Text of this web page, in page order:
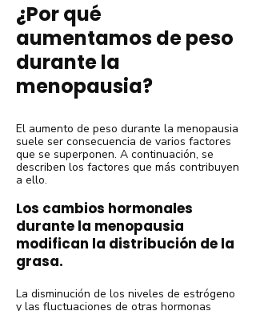
¿Por qué
aumentamos de peso
durante la
menopausia?
El aumento de peso durante la menopausia
suele ser consecuencia de varios factores
que se superponen. A continuación, se
describen los factores que más contribuyen
a ello.
Los cambios hormonales
durante la menopausia
modifican la distribución de la
grasa.
La disminución de los niveles de estrógeno
y las fluctuaciones de otras hormonas